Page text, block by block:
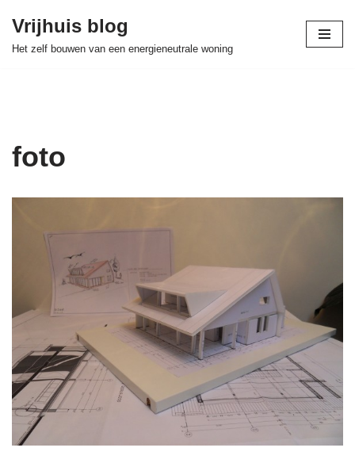
Skip
Vrijhuis blog
Het zelf bouwen van een energieneutrale woning
foto